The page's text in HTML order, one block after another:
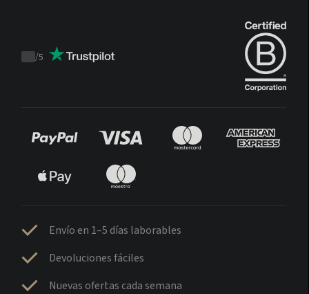
Trustpilot
/5
Envío en 1–5 días laborables
Devoluciones fáciles
Nuevas ofertas cada semana